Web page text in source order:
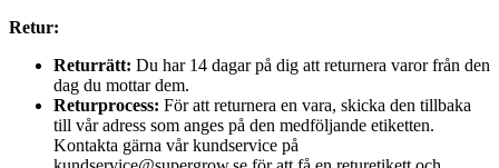
Retur:
Returrätt: Du har 14 dagar på dig att returnera varor från den
dag du mottar dem.
Returprocess: För att returnera en vara, skicka den tillbaka
till vår adress som anges på den medföljande etiketten.
Kontakta gärna vår kundservice på